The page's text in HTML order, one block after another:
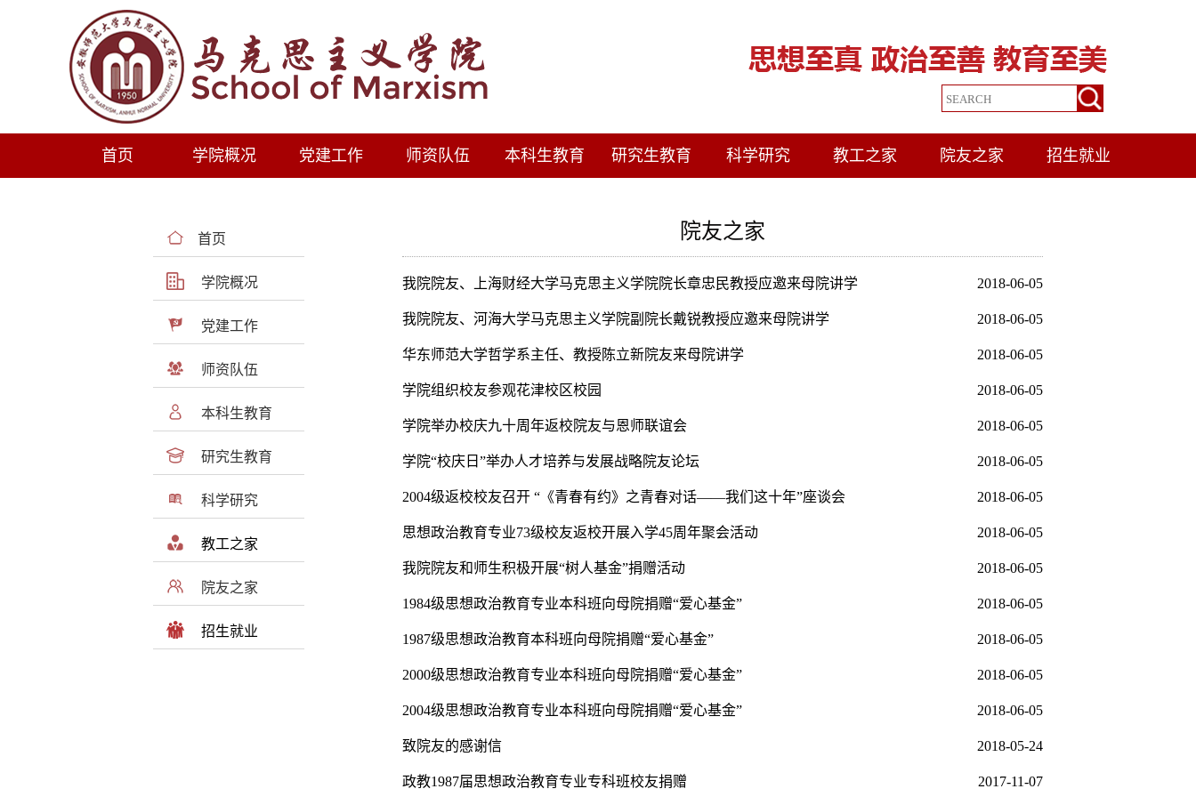
首页 学院概况 党建工作 师资队伍 本科生教育 研究生教育 科学研究 教工之家 院友之家 招生就业
首页
学院概况
党建工作
师资队伍
本科生教育
研究生教育
科学研究
教工之家
院友之家
招生就业
院友之家
我院院友、上海财经大学马克思主义学院院长章忠民教授应邀来母院讲学 2018-06-05
我院院友、河海大学马克思主义学院副院长戴锐教授应邀来母院讲学 2018-06-05
华东师范大学哲学系主任、教授陈立新院友来母院讲学 2018-06-05
学院组织校友参观花津校区校园 2018-06-05
学院举办校庆九十周年返校院友与恩师联谊会 2018-06-05
学院“校庆日”举办人才培养与发展战略院友论坛 2018-06-05
2004级返校校友召开 “《青春有约》之青春对话——我们这十年”座谈会 2018-06-05
思想政治教育专业73级校友返校开展入学45周年聚会活动 2018-06-05
我院院友和师生积极开展“树人基金”捐赠活动 2018-06-05
1984级思想政治教育专业本科班向母院捐赠“爱心基金” 2018-06-05
1987级思想政治教育本科班向母院捐赠“爱心基金” 2018-06-05
2000级思想政治教育专业本科班向母院捐赠“爱心基金” 2018-06-05
2004级思想政治教育专业本科班向母院捐赠“爱心基金” 2018-06-05
致院友的感谢信 2018-05-24
政教1987届思想政治教育专业专科班校友捐赠 2017-11-07